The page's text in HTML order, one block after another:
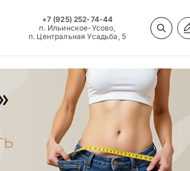
+7 (925) 252-74-44
п. Ильинское-Усово,
п. Центральная Усадьба, 5